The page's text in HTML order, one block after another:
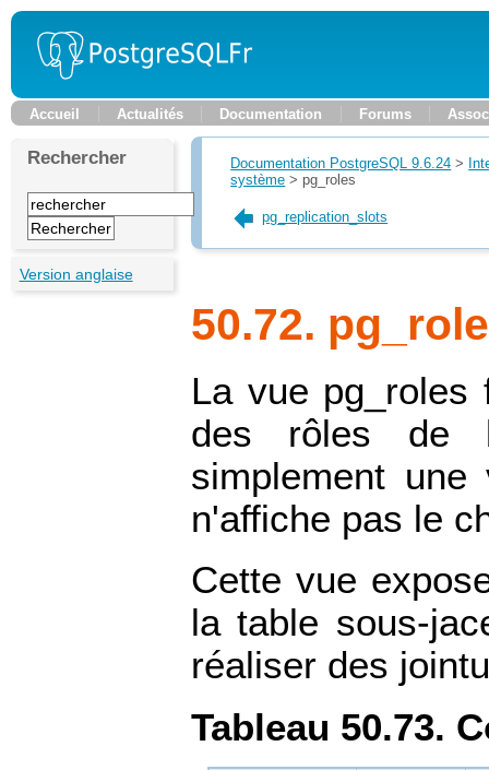
Accueil Actualités Documentation Forums
Rechercher
Version anglaise
Documentation PostgreSQL 9.6.24 >
système >pg_roles
pg_replication_slots
50.72.
La vue pg_roles
des rôles de
simplement
n'affiche pas le
Cette vue
la table sous-
réaliser des
Tableau 50.73.